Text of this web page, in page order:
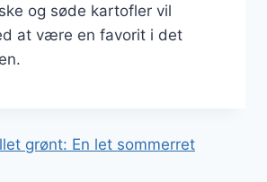
og søde kartofler vil
at være en favorit i det
grønt: En let sommerret